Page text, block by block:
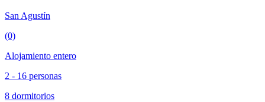
San Agustín
(0)
Alojamiento entero
2 - 16 personas
8 dormitorios